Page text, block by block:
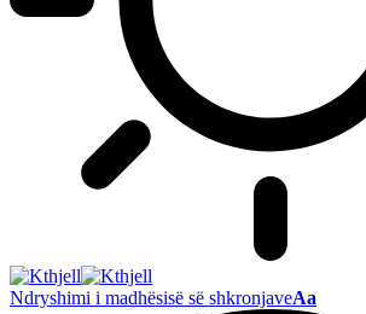
Ndryshimi i madhësisë së shkronjaveAa